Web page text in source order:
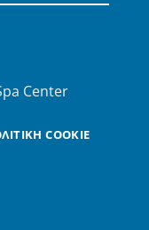
Center
COOKIE